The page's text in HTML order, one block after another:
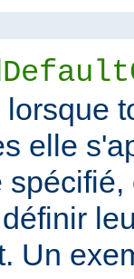
elle
Un